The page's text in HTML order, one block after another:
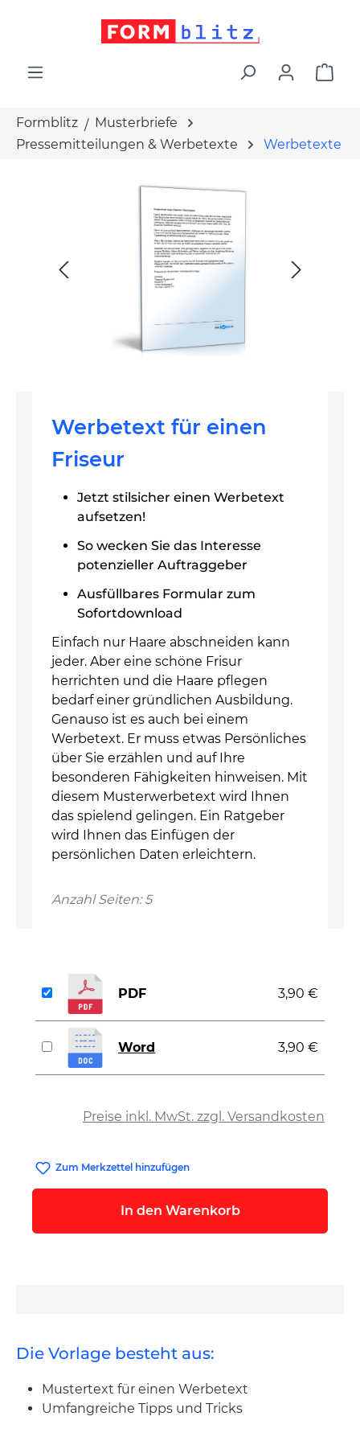
Formblitz
Musterbriefe
Pressemitteilungen & Werbetexte
Werbetexte
Werbetext für einen
Friseur
Jetzt stilsicher einen Werbetext
aufsetzen!
So wecken Sie das Interesse
potenzieller Auftraggeber
Ausfüllbares Formular zum
Sofortdownload
Einfach nur Haare abschneiden kann
jeder. Aber eine schöne Frisur
herrichten und die Haare pflegen
bedarf einer gründlichen Ausbildung.
Genauso ist es auch bei einem
Werbetext. Er muss etwas Persönliches
über Sie erzählen und auf Ihre
besonderen Fähigkeiten hinweisen. Mit
diesem Musterwerbetext wird Ihnen
das spielend gelingen. Ein Ratgeber
wird Ihnen das Einfügen der
persönlichen Daten erleichtern.
Anzahl Seiten: 5
Preise inkl. MwSt. zzgl. Versandkosten
PDF 3,90 €
Word 3,90 €
Zum Merkzettel hinzufügen
In den Warenkorb
Die Vorlage besteht aus:
Mustertext für einen Werbetext
Umfangreiche Tipps und Tricks